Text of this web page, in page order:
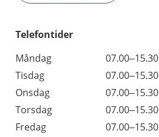
Telefontider
Måndag
07.00–15.30
Tisdag
07.00–15.30
Onsdag
07.00–15.30
Torsdag
07.00–15.30
Fredag
07.00–15.30